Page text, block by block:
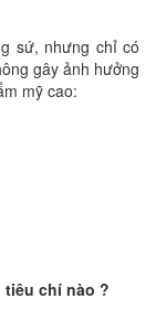
sứ, nhưng chỉ có
gây ảnh hưởng
mỹ cao:
chí nào ?